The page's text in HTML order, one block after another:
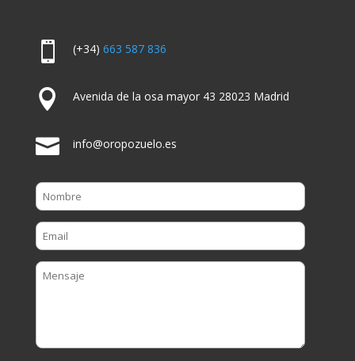
 (+34) 663 587 836
 Avenida de la osa mayor 43 28023 Madrid
 info@oropozuelo.es